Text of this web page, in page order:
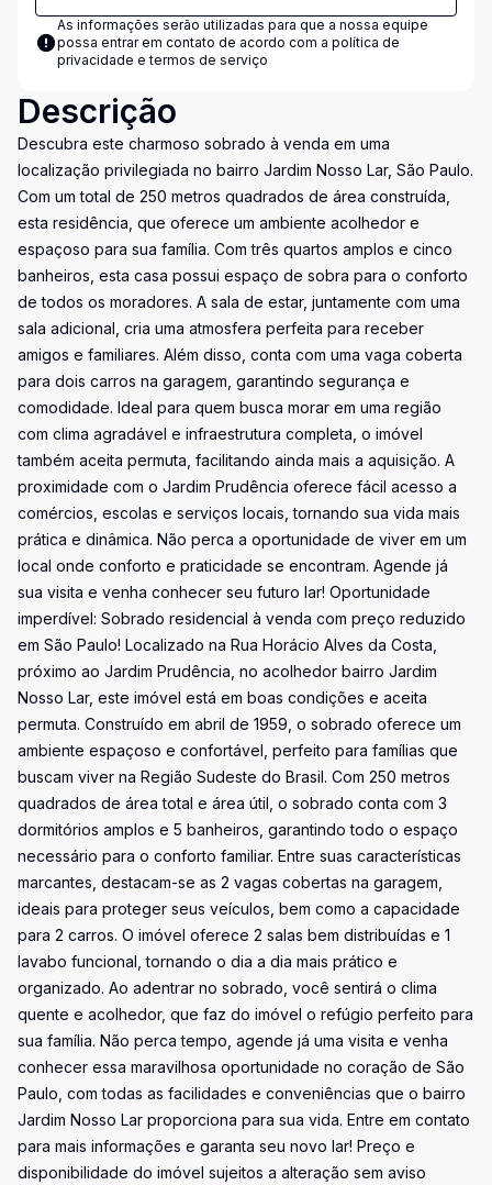
As informações serão utilizadas para que a nossa equipe
possa entrar em contato de acordo com a política de
privacidade e termos de serviço
Descrição
Descubra este charmoso sobrado à venda em uma
localização privilegiada no bairro Jardim Nosso Lar, São Paulo.
Com um total de 250 metros quadrados de área construída,
esta residência, que oferece um ambiente acolhedor e
espaçoso para sua família. Com três quartos amplos e cinco
banheiros, esta casa possui espaço de sobra para o conforto
de todos os moradores. A sala de estar, juntamente com uma
sala adicional, cria uma atmosfera perfeita para receber
amigos e familiares. Além disso, conta com uma vaga coberta
para dois carros na garagem, garantindo segurança e
comodidade. Ideal para quem busca morar em uma região
com clima agradável e infraestrutura completa, o imóvel
também aceita permuta, facilitando ainda mais a aquisição. A
proximidade com o Jardim Prudência oferece fácil acesso a
comércios, escolas e serviços locais, tornando sua vida mais
prática e dinâmica. Não perca a oportunidade de viver em um
local onde conforto e praticidade se encontram. Agende já
sua visita e venha conhecer seu futuro lar! Oportunidade
imperdível: Sobrado residencial à venda com preço reduzido
em São Paulo! Localizado na Rua Horácio Alves da Costa,
próximo ao Jardim Prudência, no acolhedor bairro Jardim
Nosso Lar, este imóvel está em boas condições e aceita
permuta. Construído em abril de 1959, o sobrado oferece um
ambiente espaçoso e confortável, perfeito para famílias que
buscam viver na Região Sudeste do Brasil. Com 250 metros
quadrados de área total e área útil, o sobrado conta com 3
dormitórios amplos e 5 banheiros, garantindo todo o espaço
necessário para o conforto familiar. Entre suas características
marcantes, destacam-se as 2 vagas cobertas na garagem,
ideais para proteger seus veículos, bem como a capacidade
para 2 carros. O imóvel oferece 2 salas bem distribuídas e 1
lavabo funcional, tornando o dia a dia mais prático e
organizado. Ao adentrar no sobrado, você sentirá o clima
quente e acolhedor, que faz do imóvel o refúgio perfeito para
sua família. Não perca tempo, agende já uma visita e venha
conhecer essa maravilhosa oportunidade no coração de São
Paulo, com todas as facilidades e conveniências que o bairro
Jardim Nosso Lar proporciona para sua vida. Entre em contato
para mais informações e garanta seu novo lar! Preço e
disponibilidade do imóvel sujeitos a alteração sem aviso